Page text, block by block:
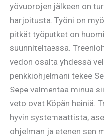
yövuorojen jälkeen on
harjoitusta. Työni on
pitkät työputket on
suunniteltaessa.
vedon osalta yhdessä
penkkiohjelmani tekee
Sepe valmentaa minua
veto ovat Köpän heiniä.
hyvin systemaattista,
ohjelman ja etenen sen